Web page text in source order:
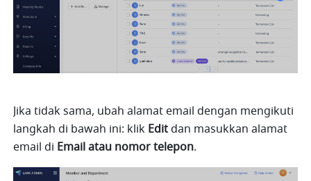
Jika tidak sama, ubah alamat email dengan mengikuti
langkah di bawah ini: klik Edit dan masukkan alamat
email di Email atau nomor telepon.